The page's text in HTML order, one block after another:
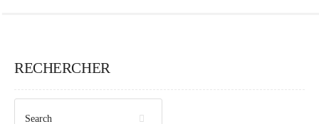
RECHERCHER